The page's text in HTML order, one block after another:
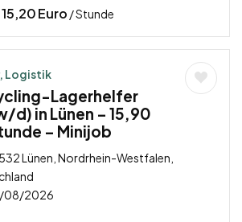
15,20Euro / Stunde
Logistik
Lagerhelfer
d) in Lünen – 15,90
– Minijob
Lünen, Nordrhein-Westfalen,
08/2026